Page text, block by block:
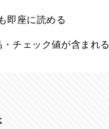
即座に読める
チェック値が含まれる